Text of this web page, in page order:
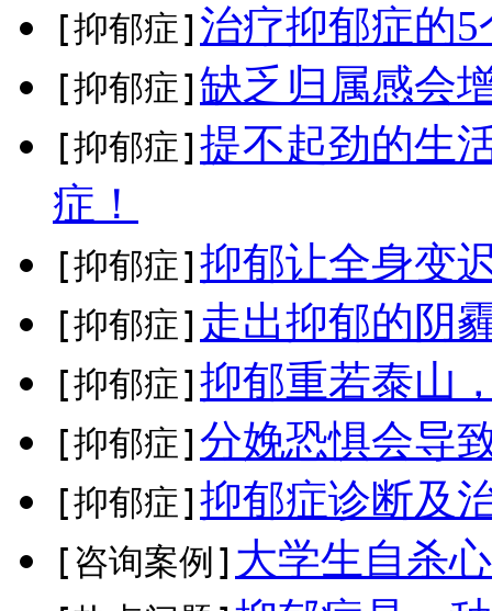
[抑郁症] 治疗抑郁症的5
[抑郁症] 缺乏归属感会
[抑郁症] 提不起劲的生
症！
[抑郁症] 抑郁让全身变
[抑郁症] 走出抑郁的阴
[抑郁症] 抑郁重若泰山
[抑郁症] 分娩恐惧会导
[抑郁症] 抑郁症诊断及
[咨询案例] 大学生自杀